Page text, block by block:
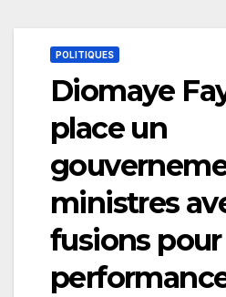
POLITIQUES
Diomaye
place un
ministres
fusions pour